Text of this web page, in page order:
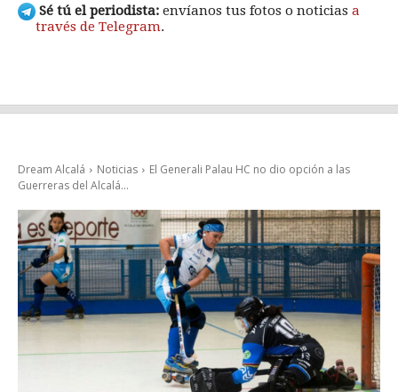
Sé tú el periodista: envíanos tus fotos o noticias a
través de Telegram.